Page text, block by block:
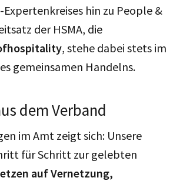
Expertenkreises hin zu People &
der HSMA, die
, stehe dabei stets im
gemeinsamen Handelns.
dem Verband
im Amt zeigt sich: Unsere
für Schritt zur gelebten
auf Vernetzung,